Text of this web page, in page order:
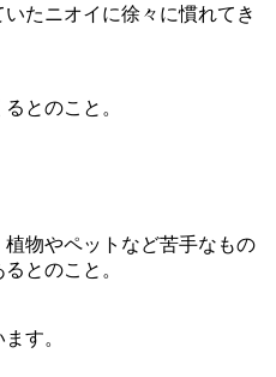
たニオイに徐々に慣れてき
とのこと。
物やペットなど苦手なもの
とのこと。
す。